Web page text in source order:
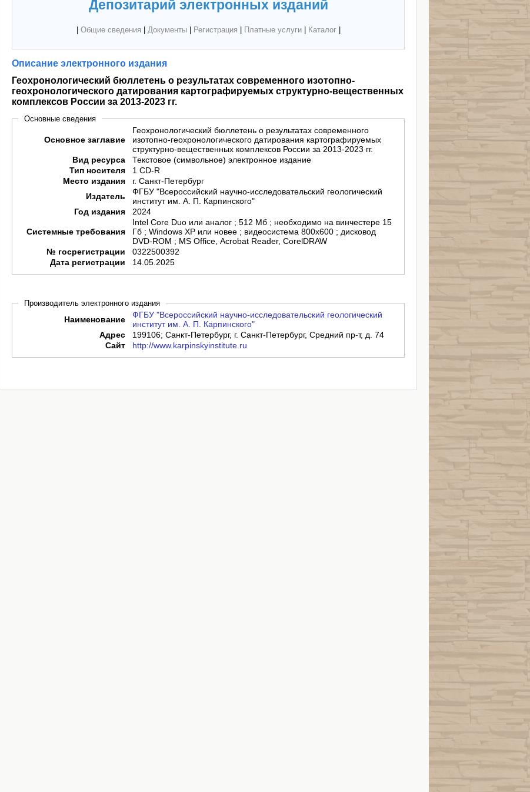
Депозитарий электронных изданий
Общие сведения Документы| Регистрация Платные услуги| Каталог|
Описание электронного издания
Геохронологический бюллетень о результатах современного изотопно-
геохронологического датирования картографируемых структурно-вещественных
комплексов России за 2013-2023 гг.
Основные сведения
Основное заглавие
Геохронологический бюллетень о результатах современного
изотопно-геохронологического датирования картографируемых
структурно-вещественных комплексов России за 2013-2023 гг.
Вид ресурса
Текстовое (символьное) электронное издание
Тип носителя
1 CD-R
Место издания
г. Санкт-Петербург
Издатель
ФГБУ "Всероссийский научно-исследовательский геологический
институт им. А. П. Карпинского"
Год издания
2024
Системные требования
Intel Core Duo или аналог ; 512 Мб ; необходимо на винчестере 15
Гб ; Windows XP или новее ; видеосистема 800x600 ; дисковод
DVD-ROM ; MS Office, Acrobat Reader, CorelDRAW
№ госрегистрации
0322500392
Дата регистрации
14.05.2025
Производитель электронного издания
Наименование
ФГБУ "Всероссийский научно-исследовательский геологический
институт им. А. П. Карпинского"
Адрес
199106; Санкт-Петербург, г. Санкт-Петербург, Средний пр-т, д. 74
Сайт
http://www.karpinskyinstitute.ru